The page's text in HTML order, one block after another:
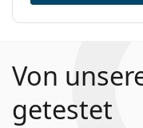
Von
getestet